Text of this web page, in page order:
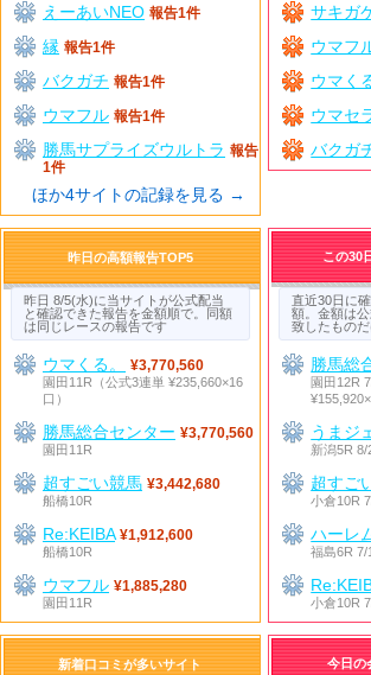
えーあいNEO 報告1件
縁 報告1件
バクガチ 報告1件
ウマフル 報告1件
勝馬サプライズウルトラ 報告
1件
ほか4サイトの記録を見る →
サキガ
ウマフ
ウマく
ウマセ
バクガ
昨日の高額報告TOP5
昨日 8/5(水)に当サイトが公式配当
と確認できた報告を金額順で。同額
は同じレースの報告です
ウマくる。
¥3,770,560
園田11R（公式3連単 ¥235,660×16
口）
勝馬総合センター ¥3,770,560
園田11R
超すごい競馬 ¥3,442,680
船橋10R
Re:KEIBA ¥1,912,600
船橋10R
ウマフル ¥1,885,280
園田11R
この30
直近30日に
額。金額は
致したものだ
勝馬総
園田12R
うまジ
新潟5R 8/
超すご
小倉10R
ハーレ
福島6R 7/
小倉10R
新着口コミが多いサイト 今日の